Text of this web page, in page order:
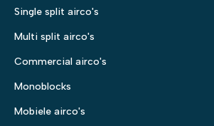
Single split airco's
Multi split airco's
Commercial airco's
Monoblocks
Mobiele airco's